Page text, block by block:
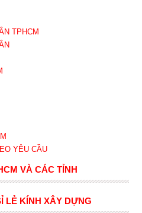
TPHCM
YÊU CẦU
VÀ CÁC TỈNH
LẺ KÍNH XÂY DỰNG